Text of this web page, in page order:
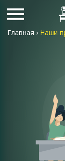
Главная › Наши